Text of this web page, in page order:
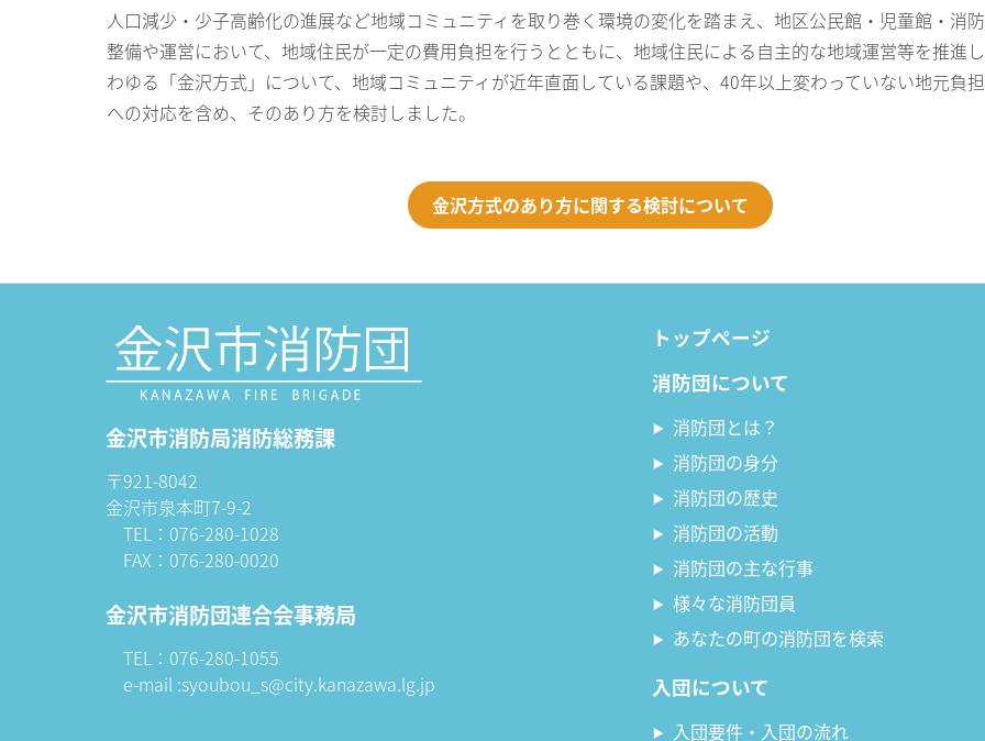
人口減少・少子高齢化の進展など地域コミュニティを取り巻く環境の変化を踏まえ、地区公民館・児童館・消
整備や運営において、地域住民が一定の費用負担を行うとともに、地域住民による自主的な地域運営等を推進
わゆる「金沢方式」について、地域コミュニティが近年直面している課題や、40年以上変わっていない地元負
への対応を含め、そのあり方を検討しました。
金沢方式のあり方に関する検討について
金沢市消防局消防総務課
〒921-8042
金沢市泉本町7-9-2
TEL：076-280-1028
FAX：076-280-0020
金沢市消防団連合会事務局
TEL：076-280-1055
e-mail :syoubou_s@city.kanazawa.lg.jp
トップページ
消防団について
消防団とは？
消防団の身分
消防団の歴史
消防団の活動
消防団の主な行事
様々な消防団員
あなたの町の消防団を検索
入団について
入団要件・入団の流れ